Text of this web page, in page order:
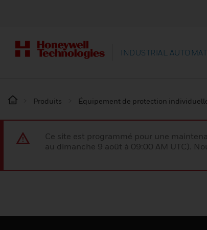
INDUSTRIAL
Produits Équipement de protection
Ce site est programmé pour une
au dimanche 9 août à 09:00 AM UTC).